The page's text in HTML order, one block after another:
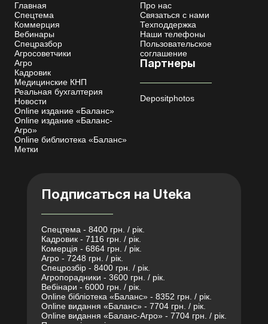
Главная
Спецтема
Коммерция
Вебинары
Спецразбор
Агросоветчики
Агро
Кадровик
Медицинские КНП
Реальная бухгалтерия
Новости
Online издание «Баланс»
Online издание «Баланс-
Агро»
Online библиотека «Баланс»
Метки
Про нас
Связаться с нами
Техподдержка
Наши телефоны
Пользовательское
соглашение
Партнеры
Depositphotos
Подписаться на Uteka
Спецтема - 8400 грн. / рік.
Кадровик - 7116 грн. / рік.
Комерція - 6864 грн. / рік.
Агро - 7248 грн. / рік.
Спецрозбір - 8400 грн. / рік.
Агропорадники - 3600 грн. / рік.
Вебінари - 6000 грн. / рік.
Online бібліотека «Баланс» - 8352 грн. / рік.
Online видання «Баланс» - 7704 грн. / рік.
Online видання «Баланс-Агро» - 7704 грн. / рік.